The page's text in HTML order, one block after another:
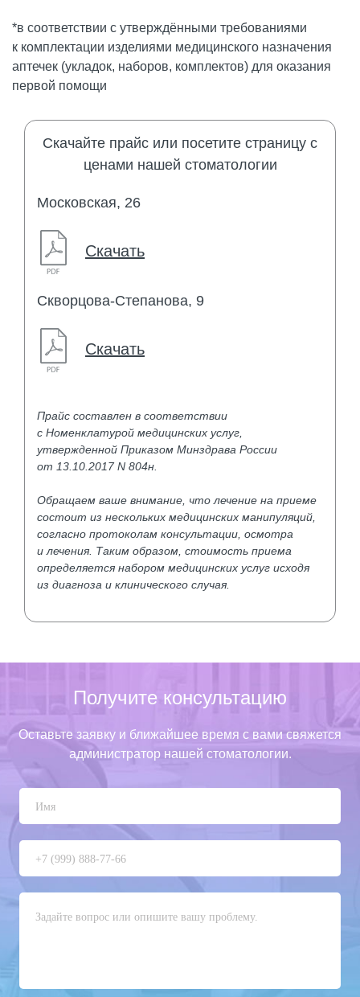
​*в соответствии с утверждёнными требованиями
к комплектации изделиями медицинского назначения
аптечек (укладок, наборов, комплектов) для оказания
первой помощи
Скачайте прайс или посетите страницу с
ценами нашей стоматологии
Московская, 26
Скачать
Скворцова-Степанова, 9
Скачать
Прайс составлен в соответствии
с Номенклатурой медицинских услуг,
утвержденной Приказом Минздрава России
от 13.10.2017 N 804н.
Обращаем ваше внимание, что лечение на приеме
состоит из нескольких медицинских манипуляций,
согласно протоколам консультации, осмотра
и лечения. Таким образом, стоимость приема
определяется набором медицинских услуг исходя
из диагноза и клинического случая.
Получите консультацию
Оставьте заявку и ближайшее время с вами свяжется
администратор нашей стоматологии.